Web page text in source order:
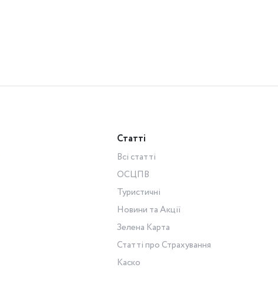
Статті
Всі статті
ОСЦПВ
Туристичні
Новини та Акції
Зелена Карта
Статті про Страхування
Каско